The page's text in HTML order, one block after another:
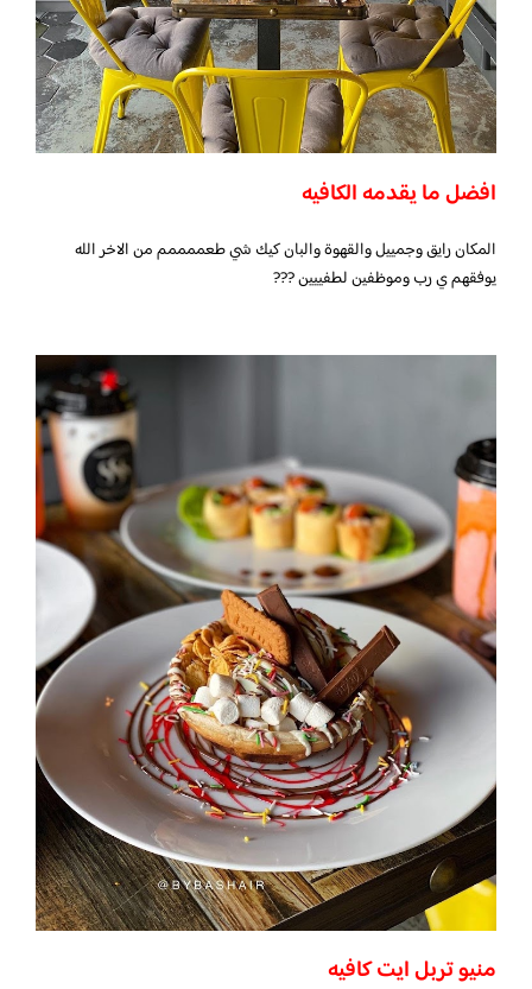
افضل ما يقدمه الكافيه
المكان رايق وجمييل والقهوة والبان كيك شي طعممممم من الاخر الله
يوفقهم ي رب وموظفين لطفييين ???
منيو تربل ايت كافيه